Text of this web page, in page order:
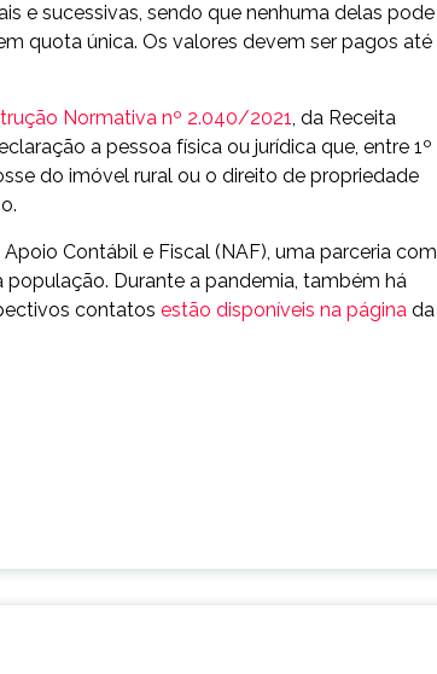
e sucessivas, sendo que nenhuma delas pode
quota única. Os valores devem ser pagos até
Normativa nº 2.040/2021, da Receita
a pessoa física ou jurídica que, entre 1º
do imóvel rural ou o direito de propriedade
Contábil e Fiscal (NAF), uma parceria com
Durante a pandemia, também há
contatos estão disponíveis na página da